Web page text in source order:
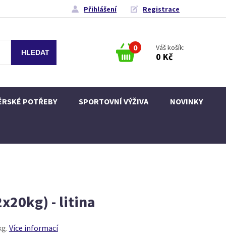
Přihlášení Registrace
0 Váš košík:
0 Kč
POTŘEBY SPORTOVNÍ VÝŽIVA NOVINKY
- litina
Více informací